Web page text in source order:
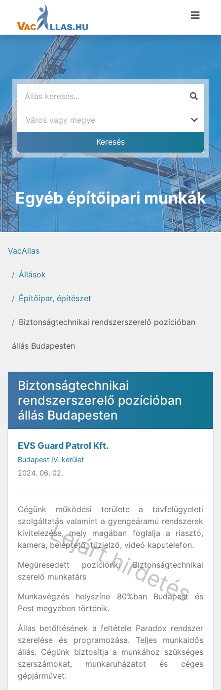
Egyéb építőipari munkák
VacAllas
Állások
Építőipar, építészet
Biztonságtechnikai rendszerszerelő pozícióban
állás Budapesten
Biztonságtechnikai
rendszerszerelő pozícióban
állás Budapesten
EVS Guard Patrol Kft.
Budapest IV. kerület
2024. 06. 02.
Cégünk működési területe a távfelügyeleti
szolgáltatás valamint a gyengeáramú rendszerek
kivitelezése, mely magában foglalja a riasztó,
kamera, beléptető, tűzjelző, videó kaputelefon.
Megüresedett pozíciónk: Biztonságtechnikai
szerelő munkatárs
Munkavégzés helyszíne 80%ban Budapest és
Pest megyében történik.
Állás betőltésének a feltétele Paradox rendszer
szerelése és programozása. Teljes munkaidős
állás. Cégünk biztosítja a munkához szükséges
szerszámokat, munkaruházatot és céges
gépjárművet.